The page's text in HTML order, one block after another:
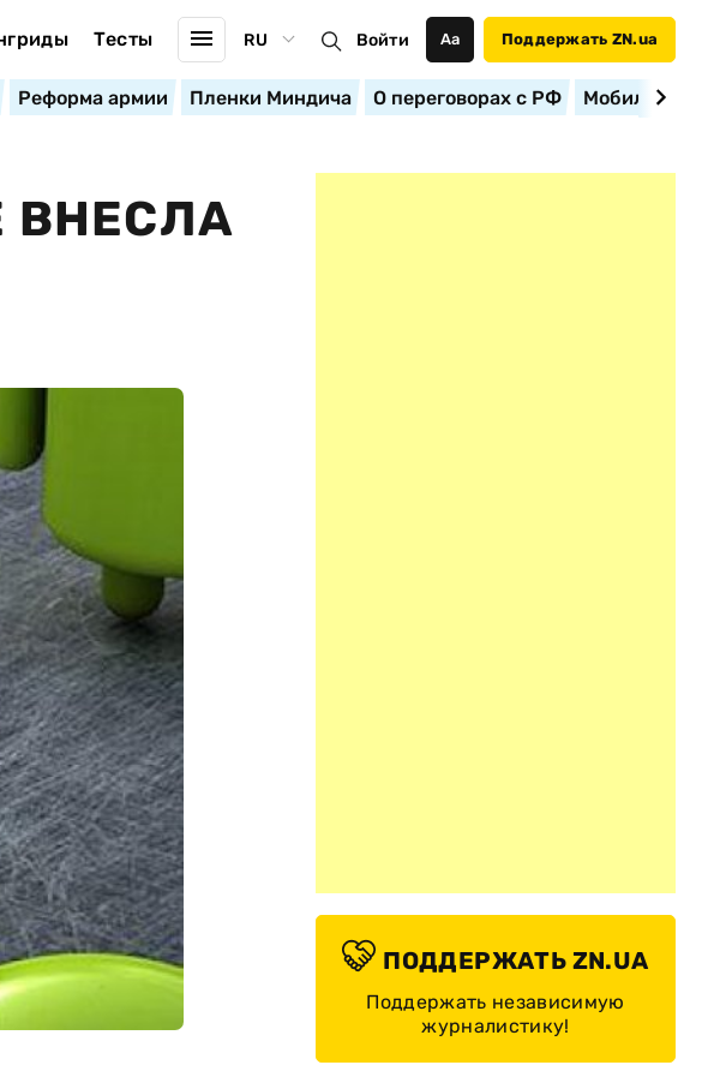
Тесты RU Войти Аа Поддержать ZN.ua
Реформа армии Пленки Миндича О переговорах с РФ
ВНЕСЛА
ПОДДЕРЖАТЬ ZN.UA
Поддержать независимую
журналистику!